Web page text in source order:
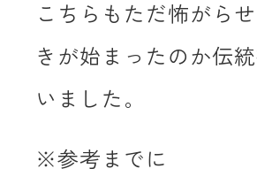
こちらもただ怖がら
きが始まったのか伝
いました。
※参考までに